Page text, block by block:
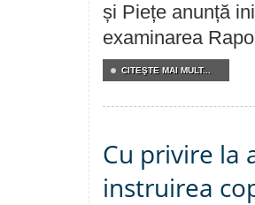
și Piețe anunță
examinarea
CITEŞTE MAI MULT...
Cu privire la
instruirea